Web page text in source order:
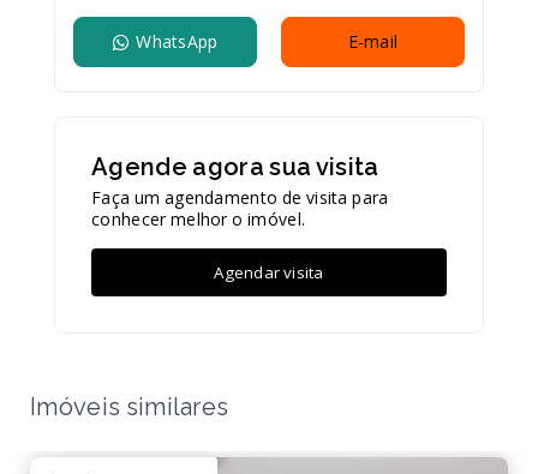
WhatsApp E-mail
Agende agora sua visita
Faça um agendamento de visita para
conhecer melhor o imóvel.
Agendar visita
Imóveis similares